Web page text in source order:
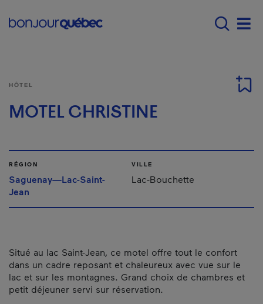
Main navigation -
HÔTEL
MOTEL CHRISTINE
RÉGION
Saguenay—Lac-Saint-
Jean
VILLE
Lac-Bouchette
Situé au lac Saint-Jean, ce motel offre tout le confort
dans un cadre reposant et chaleureux avec vue sur le
lac et sur les montagnes. Grand choix de chambres et
petit déjeuner servi sur réservation.